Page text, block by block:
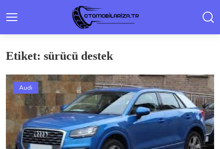
Etiket: sürücü destek
Audi